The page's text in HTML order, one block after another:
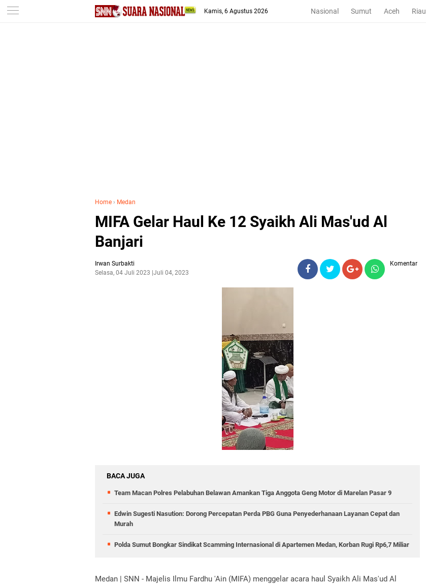
-->
Kamis, 6 Agustus 2026 Nasional Sumut Aceh Riau
Home › Medan
MIFA Gelar Haul Ke 12 Syaikh Ali Mas'ud Al
Banjari
Irwan Surbakti
Selasa, 04 Juli 2023 Juli 04, 2023
Komentar
BACA JUGA
Team Macan Polres Pelabuhan Belawan Amankan Tiga Anggota Geng Motor di Marelan Pasar 9
Edwin Sugesti Nasution: Dorong Percepatan Perda PBG Guna Penyederhanaan Layanan Cepat dan
Murah
Polda Sumut Bongkar Sindikat Scamming Internasional di Apartemen Medan, Korban Rugi Rp6,7 Miliar
Medan | SNN - Majelis Ilmu Fardhu 'Ain (MIFA) menggelar acara haul Syaikh Ali Mas'ud Al